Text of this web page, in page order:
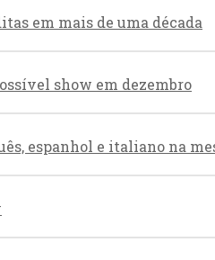
em mais de uma década
show em dezembro
espanhol e italiano na